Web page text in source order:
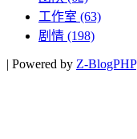
工作室 (63)
剧情 (198)
| Powered by Z-BlogPHP